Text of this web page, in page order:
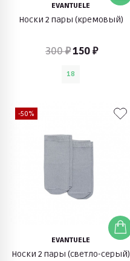
EVANTUELE
Носки 2 пары (кремовый)
300 ₽150 ₽
18
-50%
EVANTUELE
Носки 2 пары (светло-серый)